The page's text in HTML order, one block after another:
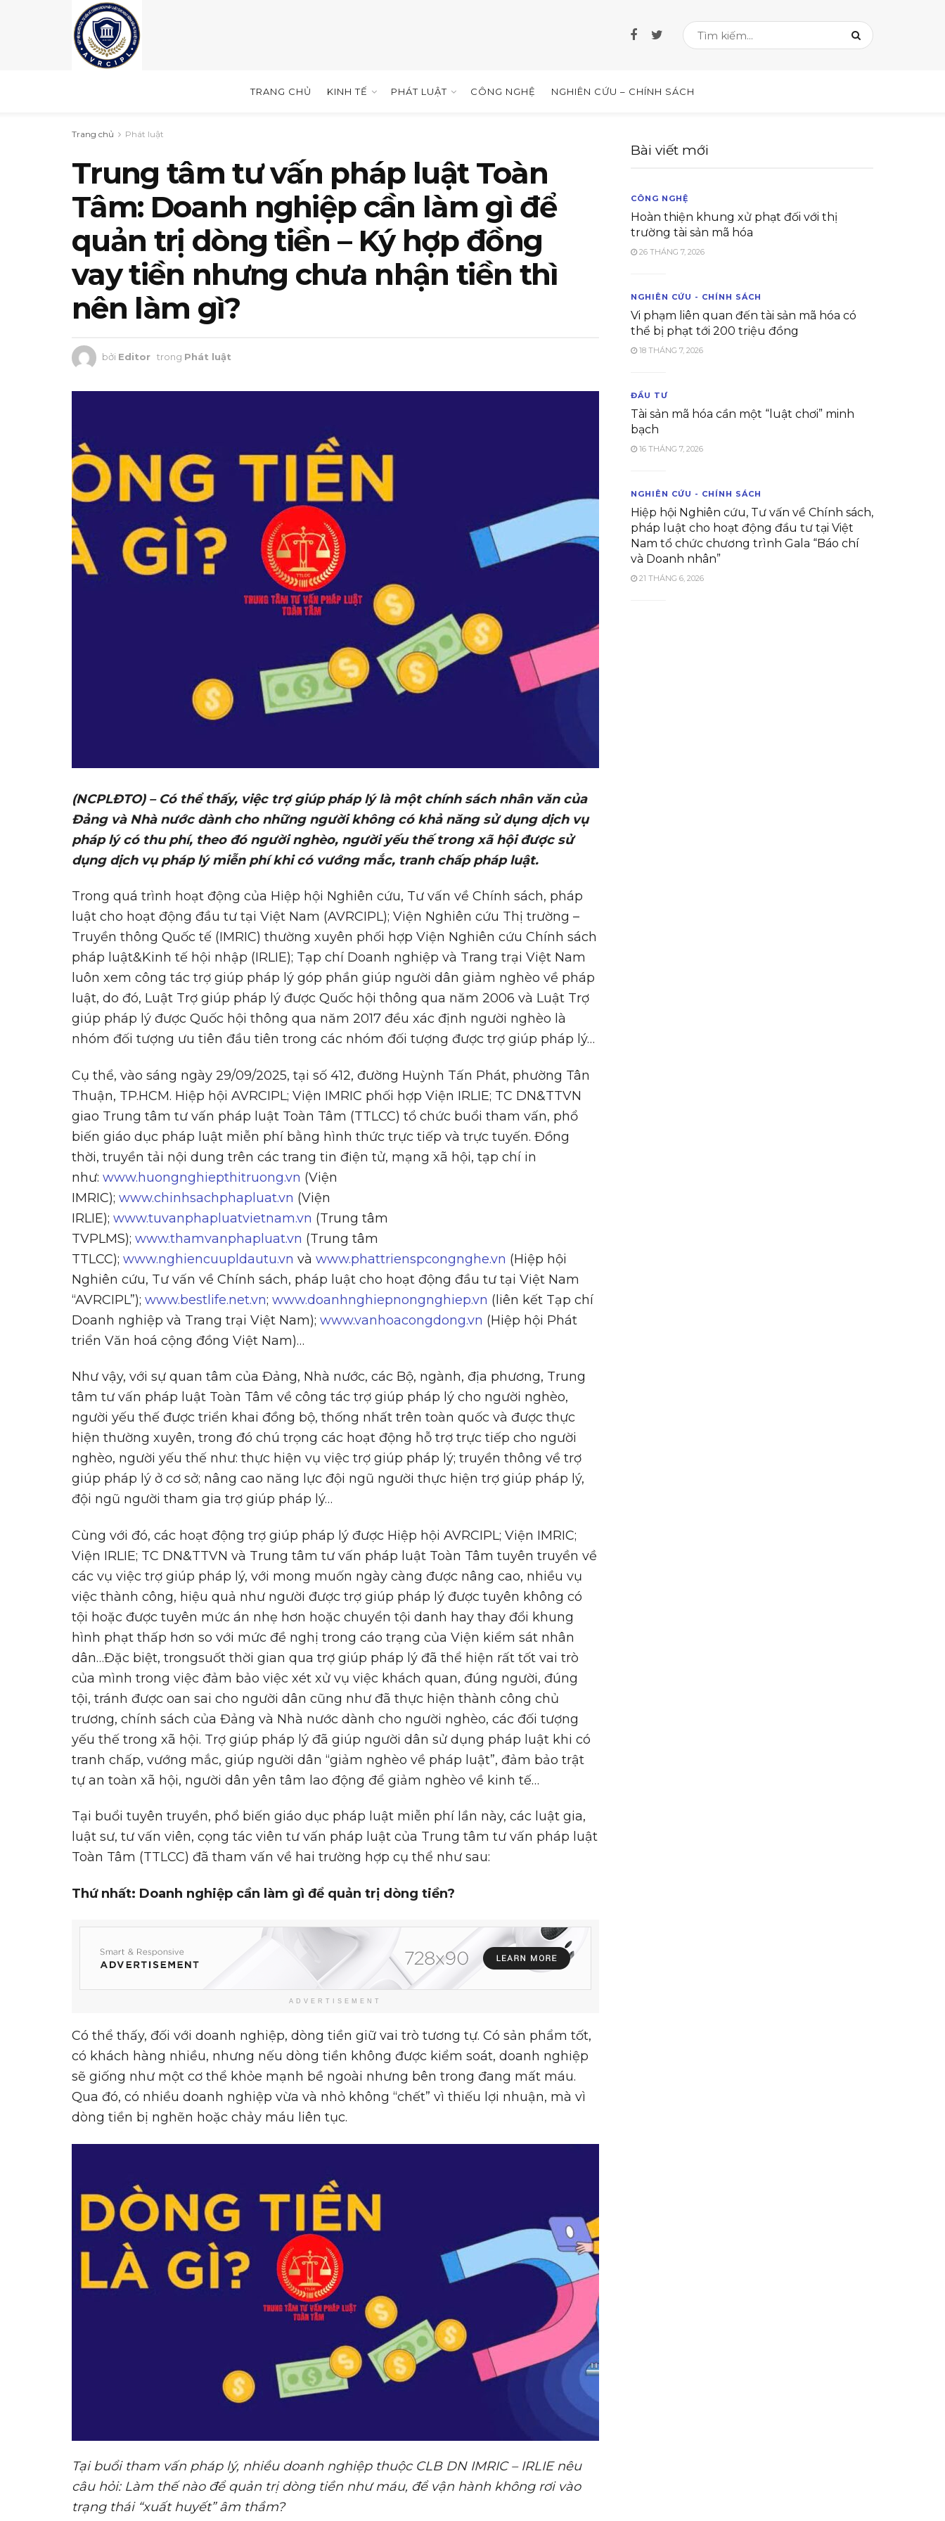
TRANG CHỦ KINH TẾ PHÁT LUẬT CÔNG NGHỆ NGHIÊN CỨU – CHÍNH SÁCH
Trang chủ Phát luật
Trung tâm tư vấn pháp luật Toàn
Tâm: Doanh nghiệp cần làm gì để
quản trị dòng tiền – Ký hợp đồng
vay tiền nhưng chưa nhận tiền thì
nên làm gì?
bởi Editor trong Phát luật
(NCPLĐTO) – Có thể thấy, việc trợ giúp pháp lý là một chính sách nhân văn của
Đảng và Nhà nước dành cho những người không có khả năng sử dụng dịch vụ
pháp lý có thu phí, theo đó người nghèo, người yếu thế trong xã hội được sử
dụng dịch vụ pháp lý miễn phí khi có vướng mắc, tranh chấp pháp luật.
Trong quá trình hoạt động của Hiệp hội Nghiên cứu, Tư vấn về Chính sách, pháp
luật cho hoạt động đầu tư tại Việt Nam (AVRCIPL); Viện Nghiên cứu Thị trường –
Truyền thông Quốc tế (IMRIC) thường xuyên phối hợp Viện Nghiên cứu Chính sách
pháp luật&Kinh tế hội nhập (IRLIE); Tạp chí Doanh nghiệp và Trang trại Việt Nam
luôn xem công tác trợ giúp pháp lý góp phần giúp người dân giảm nghèo về pháp
luật, do đó, Luật Trợ giúp pháp lý được Quốc hội thông qua năm 2006 và Luật Trợ
giúp pháp lý được Quốc hội thông qua năm 2017 đều xác định người nghèo là
nhóm đối tượng ưu tiên đầu tiên trong các nhóm đối tượng được trợ giúp pháp lý…
Cụ thể, vào sáng ngày 29/09/2025, tại số 412, đường Huỳnh Tấn Phát, phường Tân
Thuận, TP.HCM. Hiệp hội AVRCIPL; Viện IMRIC phối hợp Viện IRLIE; TC DN&TTVN
giao Trung tâm tư vấn pháp luật Toàn Tâm (TTLCC) tổ chức buổi tham vấn, phổ
biến giáo dục pháp luật miễn phí bằng hình thức trực tiếp và trực tuyến. Đồng
thời, truyền tải nội dung trên các trang tin điện tử, mạng xã hội, tạp chí in
như: www.huongnghiepthitruong.vn (Viện
IMRIC); www.chinhsachphapluat.vn (Viện
IRLIE); www.tuvanphapluatvietnam.vn (Trung tâm
TVPLMS); www.thamvanphapluat.vn (Trung tâm
TTLCC); www.nghiencuupldautu.vn và www.phattrienspcongnghe.vn (Hiệp hội
Nghiên cứu, Tư vấn về Chính sách, pháp luật cho hoạt động đầu tư tại Việt Nam
“AVRCIPL”); www.bestlife.net.vn; www.doanhnghiepnongnghiep.vn (liên kết Tạp chí
Doanh nghiệp và Trang trại Việt Nam); www.vanhoacongdong.vn (Hiệp hội Phát
triển Văn hoá cộng đồng Việt Nam)…
Như vậy, với sự quan tâm của Đảng, Nhà nước, các Bộ, ngành, địa phương, Trung
tâm tư vấn pháp luật Toàn Tâm về công tác trợ giúp pháp lý cho người nghèo,
người yếu thế được triển khai đồng bộ, thống nhất trên toàn quốc và được thực
hiện thường xuyên, trong đó chú trọng các hoạt động hỗ trợ trực tiếp cho người
nghèo, người yếu thế như: thực hiện vụ việc trợ giúp pháp lý; truyền thông về trợ
giúp pháp lý ở cơ sở; nâng cao năng lực đội ngũ người thực hiện trợ giúp pháp lý,
đội ngũ người tham gia trợ giúp pháp lý…
Cùng với đó, các hoạt động trợ giúp pháp lý được Hiệp hội AVRCIPL; Viện IMRIC;
Viện IRLIE; TC DN&TTVN và Trung tâm tư vấn pháp luật Toàn Tâm tuyên truyền về
các vụ việc trợ giúp pháp lý, với mong muốn ngày càng được nâng cao, nhiều vụ
việc thành công, hiệu quả như người được trợ giúp pháp lý được tuyên không có
tội hoặc được tuyên mức án nhẹ hơn hoặc chuyển tội danh hay thay đổi khung
hình phạt thấp hơn so với mức đề nghị trong cáo trạng của Viện kiểm sát nhân
dân…Đặc biệt, trongsuốt thời gian qua trợ giúp pháp lý đã thể hiện rất tốt vai trò
của mình trong việc đảm bảo việc xét xử vụ việc khách quan, đúng người, đúng
tội, tránh được oan sai cho người dân cũng như đã thực hiện thành công chủ
trương, chính sách của Đảng và Nhà nước dành cho người nghèo, các đối tượng
yếu thế trong xã hội. Trợ giúp pháp lý đã giúp người dân sử dụng pháp luật khi có
tranh chấp, vướng mắc, giúp người dân “giảm nghèo về pháp luật”, đảm bảo trật
tự an toàn xã hội, người dân yên tâm lao động để giảm nghèo về kinh tế…
Tại buổi tuyên truyền, phổ biến giáo dục pháp luật miễn phí lần này, các luật gia,
luật sư, tư vấn viên, cọng tác viên tư vấn pháp luật của Trung tâm tư vấn pháp luật
Toàn Tâm (TTLCC) đã tham vấn về hai trường hợp cụ thể như sau:
Thứnhất: Doanh nghiệp cần làm gì để quản trị dòng tiền?
ADVERTISEMENT
Có thể thấy, đối với doanh nghiệp, dòng tiền giữ vai trò tương tự. Có sản phẩm tốt,
có khách hàng nhiều, nhưng nếu dòng tiền không được kiểm soát, doanh nghiệp
sẽ giống như một cơ thể khỏe mạnh bề ngoài nhưng bên trong đang mất máu.
Qua đó, có nhiều doanh nghiệp vừa và nhỏ không “chết” vì thiếu lợi nhuận, mà vì
dòng tiền bị nghẽn hoặc chảy máu liên tục.
Tạibuổi tham vấn pháp lý, nhiều doanh nghiệp thuộc CLB DN IMRIC – IRLIE nêu
câu hỏi: Làm thế nào để quản trị dòng tiền như máu, để vận hành không rơi vào
trạng thái “xuất huyết” âm thầm?
Bài viết mới
CÔNG NGHỆ
Hoàn thiện khung xử phạt đối với thị
trường tài sản mã hóa
26 THÁNG 7, 2026
NGHIÊN CỨU - CHÍNH SÁCH
Vi phạm liên quan đến tài sản mã hóa có
thể bị phạt tới 200 triệu đồng
18 THÁNG 7, 2026
ĐẦU TƯ
Tài sản mã hóa cần một “luật chơi” minh
bạch
16 THÁNG 7, 2026
NGHIÊN CỨU - CHÍNH SÁCH
Hiệp hội Nghiên cứu, Tư vấn về Chính sách,
pháp luật cho hoạt động đầu tư tại Việt
Nam tổ chức chương trình Gala “Báo chí
và Doanh nhân”
21 THÁNG 6, 2026